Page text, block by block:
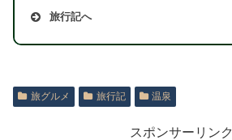
旅行記へ
旅グルメ 旅行記 温泉
スポンサーリンク